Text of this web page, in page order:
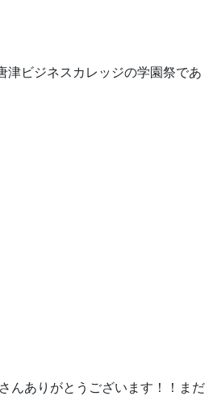
ビジネスカレッジの学園祭であ
んありがとうございます！！まだ